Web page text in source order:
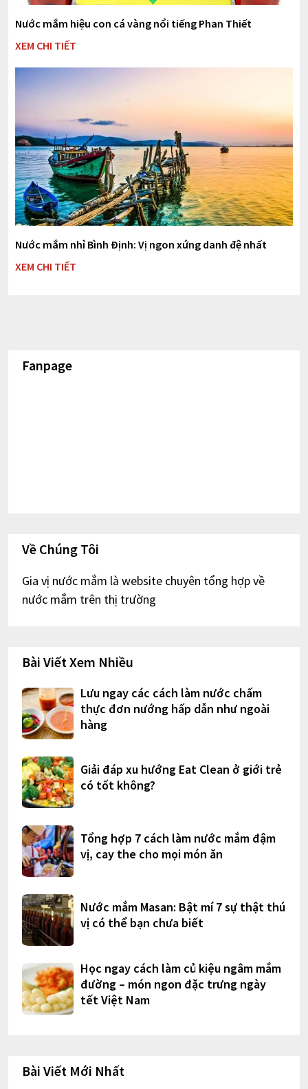
Nước mắm hiệu con cá vàng nổi tiếng Phan Thiết
XEM CHI TIẾT
Nước mắm nhỉ Bình Định: Vị ngon xứng danh đệ nhất
XEM CHI TIẾT
Fanpage
Về Chúng Tôi
Gia vị nước mắm là website chuyên tổng hợp về
nước mắm trên thị trường
Bài Viết Xem Nhiều
Lưu ngay các cách làm nước chấm
thực đơn nướng hấp dẫn như ngoài
hàng
Giải đáp xu hướng Eat Clean ở giới trẻ
có tốt không?
Tổng hợp 7 cách làm nước mắm đậm
vị, cay the cho mọi món ăn
Nước mắm Masan: Bật mí 7 sự thật thú
vị có thể bạn chưa biết
Học ngay cách làm củ kiệu ngâm mắm
đường – món ngon đặc trưng ngày
tết Việt Nam
Bài Viết Mới Nhất